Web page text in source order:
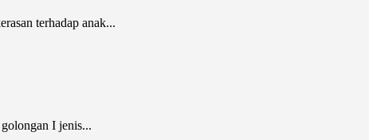
terhadap anak...
I jenis...